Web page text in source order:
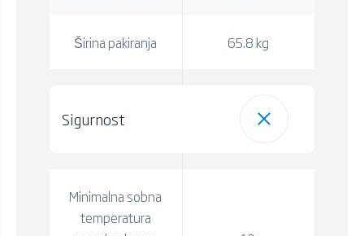
Širina pakiranja 65.8 kg
Sigurnost
Minimalna sobna
temperatura